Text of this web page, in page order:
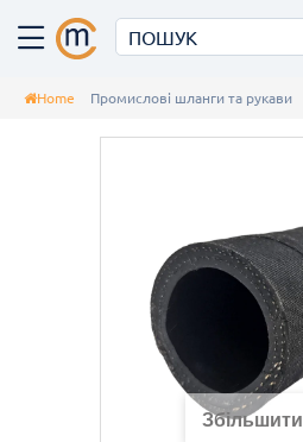
Home Промислові шланги та рукави
Збільшити